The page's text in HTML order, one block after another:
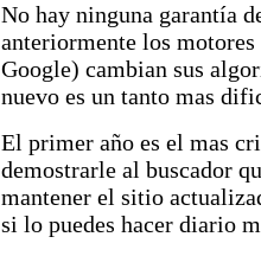
No hay ninguna garantía
anteriormente los
Google) cambian sus
nuevo es un tanto mas
El primer año es el mas
demostrarle al buscador
mantener el sitio
si lo puedes hacer diario